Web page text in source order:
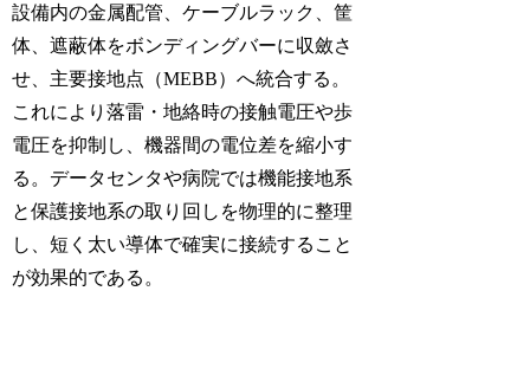
設備内の金属配管、ケーブルラック、筐
体、遮蔽体をボンディングバーに収斂さ
せ、主要接地点（MEBB）へ統合する。
これにより落雷・地絡時の接触電圧や歩
電圧を抑制し、機器間の電位差を縮小す
る。データセンタや病院では機能接地系
と保護接地系の取り回しを物理的に整理
し、短く太い導体で確実に接続すること
が効果的である。